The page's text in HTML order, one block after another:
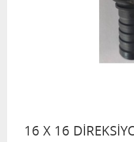
16 X 16